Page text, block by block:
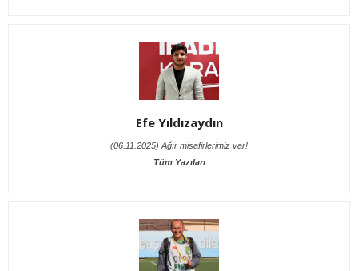
Efe Yıldızaydın
(06.11.2025) Ağır misafirlerimiz var!
Tüm Yazıları